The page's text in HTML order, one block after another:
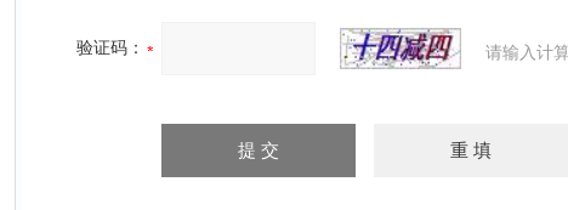
验证码： 请输入计